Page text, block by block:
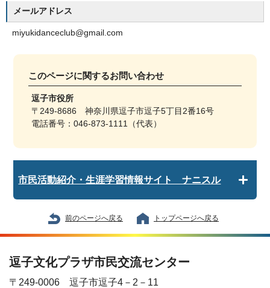
メールアドレス
miyukidanceclub@gmail.com
このページに関するお問い合わせ
逗子市役所
〒249-8686 神奈川県逗子市逗子5丁目2番16号
電話番号：046-873-1111（代表）
市民活動紹介・生涯学習情報サイト ナニスル
前のページへ戻る トップページへ戻る
逗子文化プラザ市民交流センター
〒249-0006 逗子市逗子4－2－11